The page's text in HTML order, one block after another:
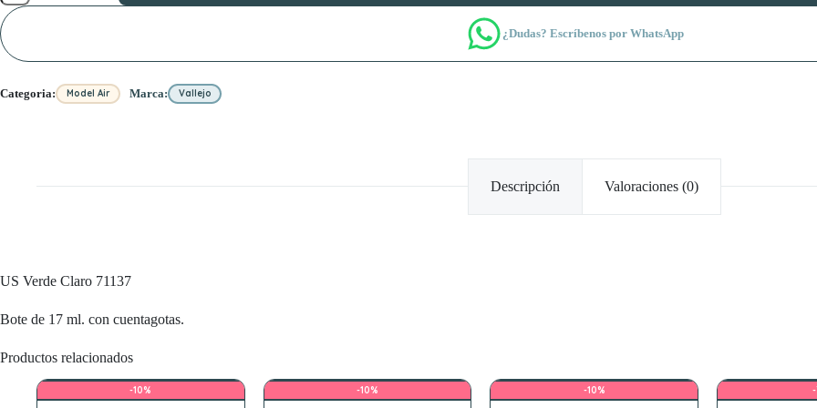
71137
cantidad
¿Dudas? Escríbenos por WhatsApp
Categoria: Model Air Marca: Vallejo
Descripción Valoraciones (0)
US Verde Claro 71137
Bote de 17 ml. con cuentagotas.
Productos relacionados
-10% -10% -10%